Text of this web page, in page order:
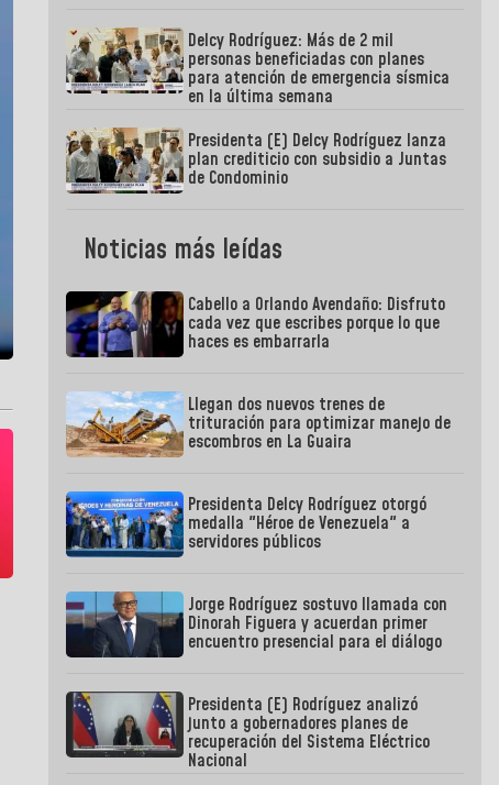
Delcy Rodríguez: Más de 2 mil
personas beneficiadas con planes
para atención de emergencia sísmica
en la última semana
Presidenta (E) Delcy Rodríguez lanza
plan crediticio con subsidio a Juntas
de Condominio
Noticias más leídas
Cabello a Orlando Avendaño: Disfruto
cada vez que escribes porque lo que
haces es embarrarla
Llegan dos nuevos trenes de
trituración para optimizar manejo de
escombros en La Guaira
Presidenta Delcy Rodríguez otorgó
medalla "Héroe de Venezuela" a
servidores públicos
Jorge Rodríguez sostuvo llamada con
Dinorah Figuera y acuerdan primer
encuentro presencial para el diálogo
Presidenta (E) Rodríguez analizó
junto a gobernadores planes de
recuperación del Sistema Eléctrico
Nacional